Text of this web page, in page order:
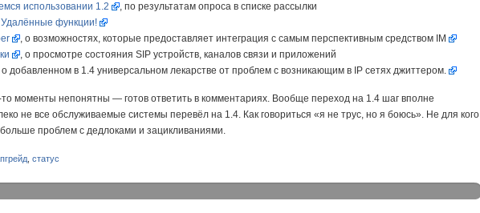
использовании 1.2
, по результатам опроса в списке рассылки
функции!
, о возможностях, которые предоставляет интеграция с самым перспективным средством IM
, о просмотре состояния SIP устройств, каналов связи и приложений
о добавленном в 1.4 универсальном лекарстве от проблем с возникающим в IP сетях джиттером.
моменты непонятны — готов ответить в комментариях. Вообще переход на 1.4 шаг вполне
не все обслуживаемые системы перевёл на 1.4. Как говориться «я не трус, но я боюсь». Не для кого
больше проблем с дедлоками и зацикливаниями.
статус